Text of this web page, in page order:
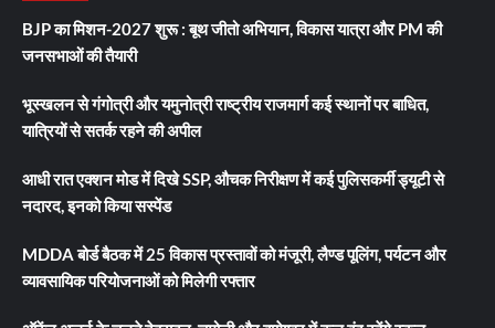
BJP का मिशन-2027 शुरू : बूथ जीतो अभियान, विकास यात्रा और PM की
जनसभाओं की तैयारी
भूस्खलन से गंगोत्री और यमुनोत्री राष्ट्रीय राजमार्ग कई स्थानों पर बाधित,
यात्रियों से सतर्क रहने की अपील
आधी रात एक्शन मोड में दिखे SSP, औचक निरीक्षण में कई पुलिसकर्मी ड्यूटी से
नदारद, इनको किया सस्पेंड
MDDA बोर्ड बैठक में 25 विकास प्रस्तावों को मंजूरी, लैण्ड पूलिंग, पर्यटन और
व्यावसायिक परियोजनाओं को मिलेगी रफ्तार